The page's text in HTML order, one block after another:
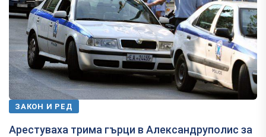
ЗАКОН И РЕД
Арестуваха трима гърци в Александруполис за